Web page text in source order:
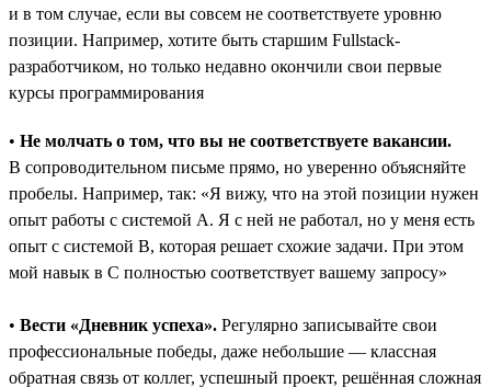
и в том случае, если вы совсем не соответствуете уровню
позиции. Например, хотите быть старшим Fullstack-
разработчиком, но только недавно окончили свои первые
курсы программирования
• Не молчать о том, что вы не соответствуете вакансии.
В сопроводительном письме прямо, но уверенно объясняйте
пробелы. Например, так: «Я вижу, что на этой позиции нужен
опыт работы с системой A. Я с ней не работал, но у меня есть
опыт с системой B, которая решает схожие задачи. При этом
мой навык в C полностью соответствует вашему запросу»
• Вести «Дневник успеха». Регулярно записывайте свои
профессиональные победы, даже небольшие ― классная
обратная связь от коллег, успешный проект, решённая сложная